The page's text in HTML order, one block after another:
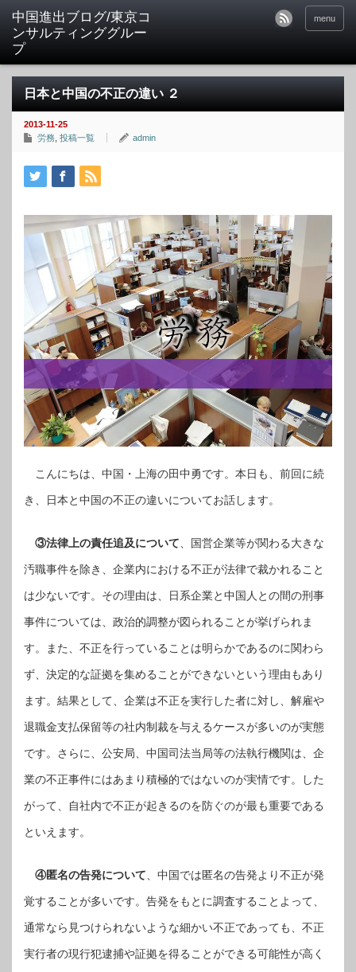
中国進出ブログ/東京コ
ンサルティンググルー
プ
menu
日本と中国の不正の違い ２
2013-11-25
労務 投稿一覧 admin
こんにちは、中国・上海の田中勇です。本日も、前回に続
き、日本と中国の不正の違いについてお話します。
③法律上の責任追及について 、国営企業等が関わる大きな
汚職事件を除き、企業内における不正が法律で裁かれること
は少ないです。その理由は、日系企業と中国人との間の刑事
事件については、政治的調整が図られることが挙げられま
す。また、不正を行っていることは明らかであるのに関わら
ず、決定的な証拠を集めることができないという理由もあり
ます。結果として、企業は不正を実行した者に対し、解雇や
退職金支払保留等の社内制裁を与えるケースが多いのが実態
です。さらに、公安局、中国司法当局等の法執行機関は、企
業の不正事件にはあまり積極的ではないのが実情です。した
がって、自社内で不正が起きるのを防ぐのが最も重要である
といえます。
④匿名の告発について 、中国では匿名の告発より不正が発
覚することが多いです。告発をもとに調査することよって、
通常なら見つけられないような細かい不正であっても、不正
実行者の現行犯逮捕や証拠を得ることができる可能性が高く